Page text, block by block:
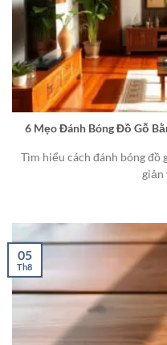
6 Mẹo Đánh Bóng Đồ Gỗ
Tìm hiểu cách đánh bóng đồ
giản
05
Th8